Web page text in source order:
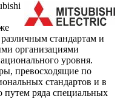
стандартам и
организациями
уровня.
превосходящие по
стандартов и в
путем ряда специальных